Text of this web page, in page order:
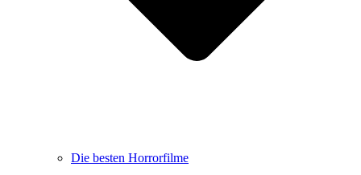
Die besten Horrorfilme